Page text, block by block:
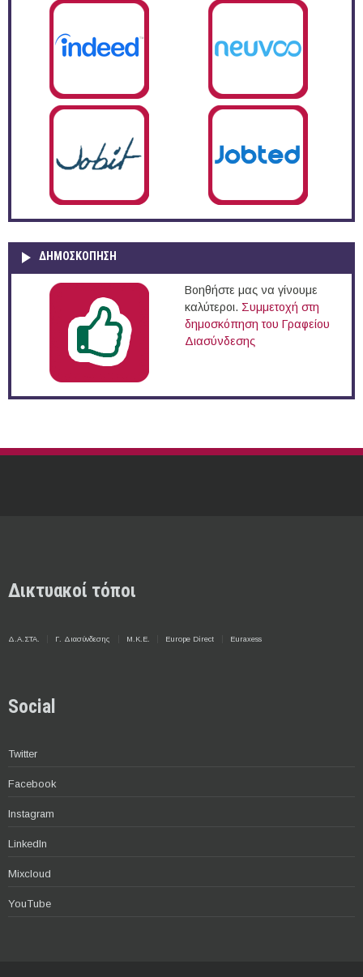
ΔΗΜΟΣΚΌΠΗΣΗ
Βοηθήστε μας να γίνουμε
καλύτεροι. Συμμετοχή στη
δημοσκόπηση του Γραφείου
Διασύνδεσης
Δικτυακοί τόποι
Δ.Α.ΣΤΑ. Γ. Διασύνδεσης Μ.Κ.Ε. Europe Direct Euraxess
Social
Twitter
Facebook
Instagram
LinkedIn
Mixcloud
YouTube